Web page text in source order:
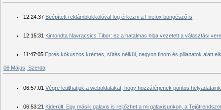
12:24:37 Beépített reklámblokkolóval fog érkezni a Firefox böngésző is
12:15:31 Kimondta Navracsics Tibor: ez a hatalmas hiba vezetett a választási
11:47:05 Epres kókuszos krémes, sütés nélkül, nagyon finom és pillanatok alatt
06 Május, Szerda
06:57:01 Végre letilthatjuk a weboldalakat, hogy hozzáférjenek pontos
06:53:21 Kiderült: Egy másik galaxis is rejtőzhet a mi galaxisunkon, a